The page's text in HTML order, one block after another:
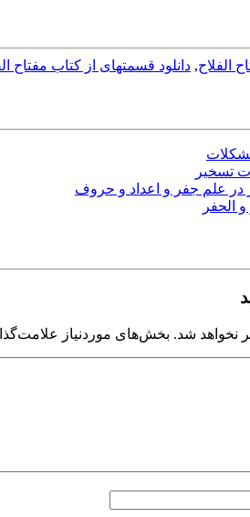
الفلاح, دانلود قسمتهای از کتاب مفتاح
تسخیر
در علم جفر و اعداد و حروف
الحفر
نخواهد شد. بخش‌های موردنیاز